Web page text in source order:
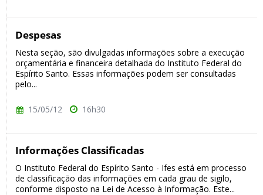
Despesas
Nesta seção, são divulgadas informações sobre a execução
orçamentária e financeira detalhada do Instituto Federal do
Espírito Santo. Essas informações podem ser consultadas
pelo...
15/05/12 16h30
Informações Classificadas
O Instituto Federal do Espírito Santo - Ifes está em processo
de classificação das informações em cada grau de sigilo,
conforme disposto na Lei de Acesso à Informação. Este...